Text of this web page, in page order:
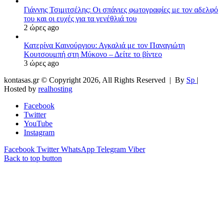
Γιάννης Τσιμιτσέλης: Οι σπάνιες φωτογραφίες με τον αδελφό
του και οι ευχές για τα γενέθλιά του
2 ώρες ago
Κατερίνα Καινούργιου: Αγκαλιά με τον Παναγιώτη
Κουτσουμπή στη Μύκονο – Δείτε το βίντεο
3 ώρες ago
kontasas.gr © Copyright 2026, All Rights Reserved | By Sp |
Hosted by realhosting
Facebook
Twitter
YouTube
Instagram
Facebook Twitter WhatsApp Telegram Viber
Back to top button